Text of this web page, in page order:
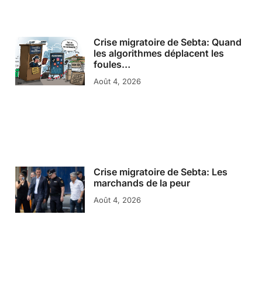
Crise migratoire de Sebta: Quand
les algorithmes déplacent les
foules…
Août 4, 2026
Crise migratoire de Sebta: Les
marchands de la peur
Août 4, 2026